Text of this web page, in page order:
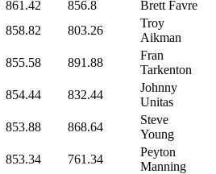
861.42 856.8
Brett Favre
858.82 803.26
Troy
Aikman
855.58 891.88
Fran
Tarkenton
854.44 832.44
Johnny
Unitas
853.88 868.64
Steve
Young
853.34 761.34
Peyton
Manning